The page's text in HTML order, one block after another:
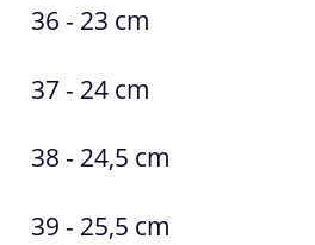
36 - 23 cm
37 - 24 cm
38 - 24,5 cm
39 - 25,5 cm